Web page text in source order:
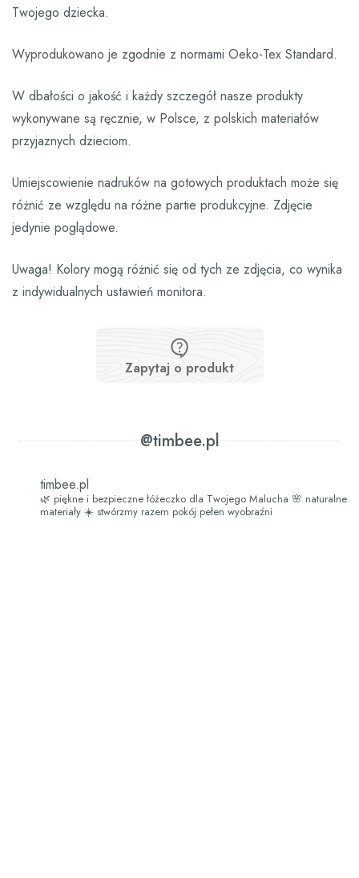
Twojego dziecka.
Wyprodukowano je zgodnie z normami Oeko-Tex Standard.
W dbałości o jakość i każdy szczegół nasze produkty
wykonywane są ręcznie, w Polsce, z polskich materiałów
przyjaznych dzieciom.
Umiejscowienie nadruków na gotowych produktach może się
różnić ze względu na różne partie produkcyjne. Zdjęcie
jedynie poglądowe.
Uwaga! Kolory mogą różnić się od tych ze zdjęcia, co wynika
z indywidualnych ustawień monitora.
Zapytaj o produkt
@timbee.pl
timbee.pl
🌿 piękne i bezpieczne łóżeczko dla Twojego Malucha 🌸 naturalne
materiały ☀️ stwórzmy razem pokój pełen wyobraźni